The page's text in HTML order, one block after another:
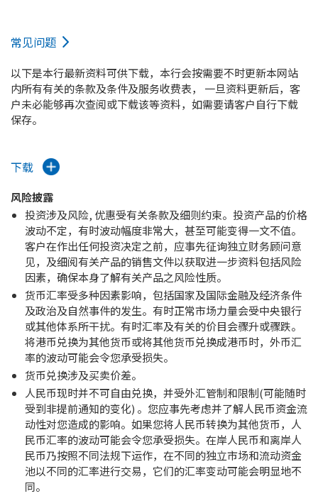
常见问题
以下是本行最新资料可供下载，本行会按需要不时更新本网站
内所有有关的条款及条件及服务收费表， 一旦资料更新后，客
户未必能够再次查阅或下载该等资料，如需要请客户自行下载
保存。
下载
风险披露
投资涉及风险, 优惠受有关条款及细则约束。投资产品的价格
波动不定，有时波动幅度非常大，甚至可能变得一文不值。
客户在作出任何投资决定之前，应事先征询独立财务顾问意
见，及细阅有关产品的销售文件以获取进一步资料包括风险
因素，确保本身了解有关产品之风险性质。
货币汇率受多种因素影响，包括国家及国际金融及经济条件
及政治及自然事件的发生。有时正常市场力量会受中央银行
或其他体系所干扰。有时汇率及有关的价目会骤升或骤跌。
将港币兑换为其他货币或将其他货币兑换成港币时，外币汇
率的波动可能会令您承受损失。
货币兑换涉及买卖价差。
人民币现时并不可自由兑换，并受外汇管制和限制(可能随时
受到非提前通知的变化) 。您应事先考虑并了解人民币资金流
动性对您造成的影响。如果您将人民币转换为其他货币，人
民币汇率的波动可能会令您承受损失。在岸人民币和离岸人
民币乃按照不同法规下运作，在不同的独立市场和流动资金
池以不同的汇率进行交易，它们的汇率变动可能会明显地不
同。